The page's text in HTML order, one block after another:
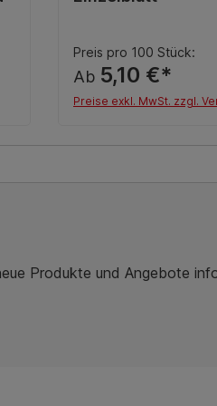
Preis pro 100 Stück:
Ab 5,10 €*
Preise exkl. MwSt. zzgl.
Details
Produkte und Angebote